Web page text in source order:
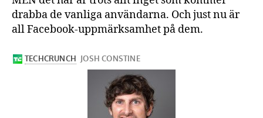
drabba de vanliga användarna. Och just nu är
all Facebook-uppmärksamhet på dem.